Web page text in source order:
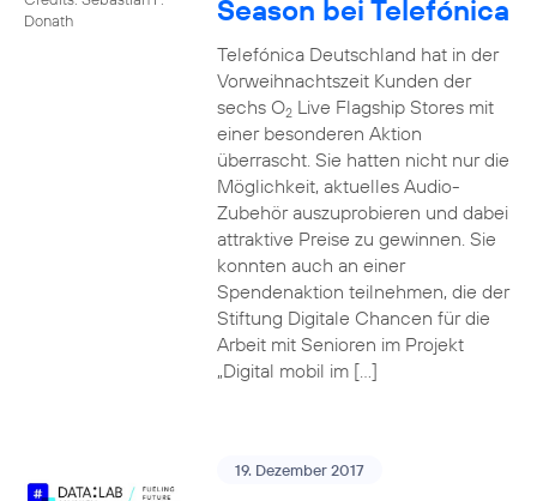
Donath
Season bei Telefónica
Telefónica Deutschland hat in der
Vorweihnachtszeit Kunden der
sechs O2Live Flagship Stores mit
einer besonderen Aktion
überrascht. Sie hatten nicht nur die
Möglichkeit, aktuelles Audio-
Zubehör auszuprobieren und dabei
attraktive Preise zu gewinnen. Sie
konnten auch an einer
Spendenaktion teilnehmen, die der
Stiftung Digitale Chancen für die
Arbeit mit Senioren im Projekt
„Digital mobil im […]
19. Dezember 2017